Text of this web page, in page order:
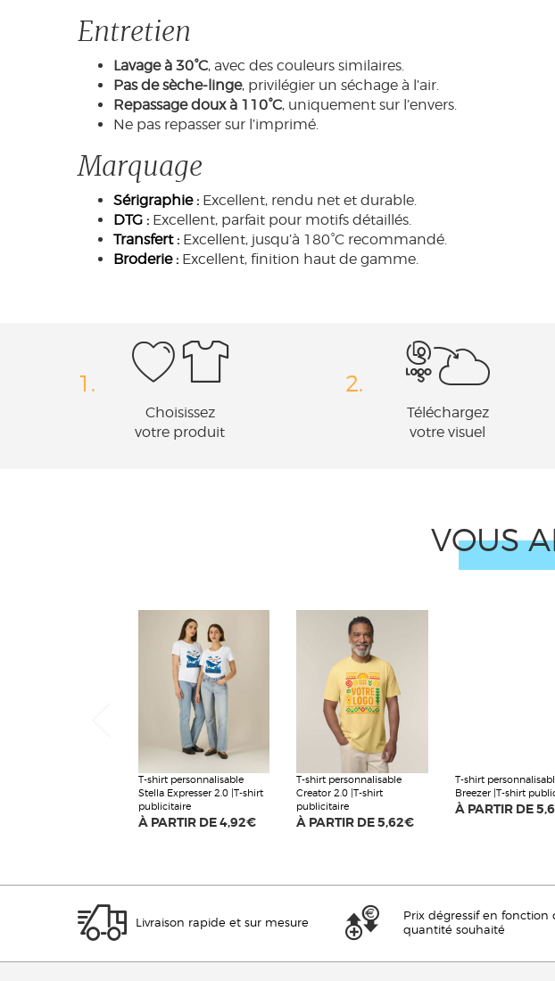
Entretien
Lavage à 30°C, avec des couleurs similaires.
Pas de sèche-linge, privilégier un séchage à l’air.
Repassage doux à 110°C, uniquement sur l’envers.
Ne pas repasser sur l’imprimé.
Marquage
Sérigraphie : Excellent, rendu net et durable.
DTG : Excellent, parfait pour motifs détaillés.
Transfert : Excellent, jusqu’à 180°C recommandé.
Broderie : Excellent, finition haut de gamme.
1.
Choisissez
votre produit
2.
Téléchargez
votre visuel
VOUS
T-shirt personnalisable
Stella Expresser 2.0 |T-shirt
publicitaire
À PARTIR DE4,92€
T-shirt personnalisable
Creator 2.0 |T-shirt
publicitaire
À PARTIR DE5,62€
T-shirt
Breezer |T-shirt
À PARTIR DE
Livraison rapide et sur mesure
Prix dégressif en fonction
quantité souhaité